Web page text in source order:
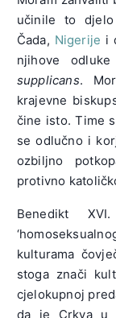
učinile to
Čada, Nigerije i
njihove
supplicans.
krajevne
čine isto. Time
se odlučno i
ozbiljno
protivno
Benedikt
kulturama
stoga znači
cjelokupnoj
da je Crkva u